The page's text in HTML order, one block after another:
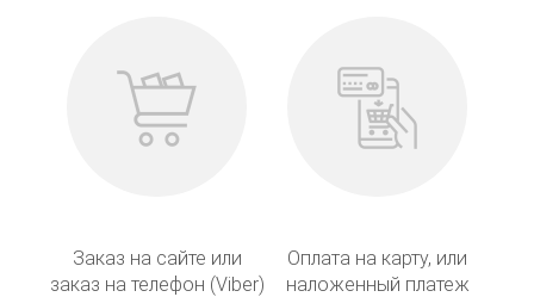
Заказ на сайте или
заказ на телефон (Viber)
Оплата на карту, или
наложенный платеж